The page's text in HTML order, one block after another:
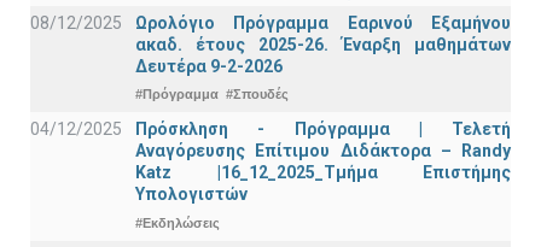
08/12/2025
Ωρολόγιο Πρόγραμμα Εαρινού Εξαμήνου
ακαδ. έτους 2025-26. Έναρξη μαθημάτων
Δευτέρα 9-2-2026
#Πρόγραμμα #Σπουδές
04/12/2025
Πρόσκληση - Πρόγραμμα | Τελετή
Αναγόρευσης Επίτιμου Διδάκτορα – Randy
Katz |16_12_2025_Τμήμα Επιστήμης
Υπολογιστών
#Εκδηλώσεις